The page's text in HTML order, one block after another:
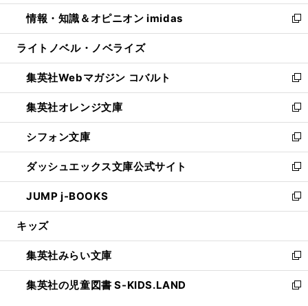
開
く
ウ
で
開
ン
ド
ウ
開
く
ウ
ィ
ン
ウ
で
開
く
し
い
ウ
ン
ド
ウ
で
開
く
情報・知識＆オピニオン imidas
新
し
ウ
ィ
ン
ド
ウ
で
開
く
ライトノベル・ノベライズ
集英社Webマガジン コバルト
新
し
い
ウ
ィ
ン
ド
ウ
で
開
集英社オレンジ文庫
新
し
い
ウ
ィ
ン
ド
ウ
開
く
シフォン文庫
新
し
い
ウ
ィ
ン
ウ
で
開
く
ダッシュエックス文庫公式サイト
新
し
い
ウ
ン
ド
ウ
で
JUMP j-BOOKS
新
し
ウ
ィ
ン
ド
キッズ
集英社みらい文庫
新
し
い
集英社の児童図書 S-KIDS.LAND
新